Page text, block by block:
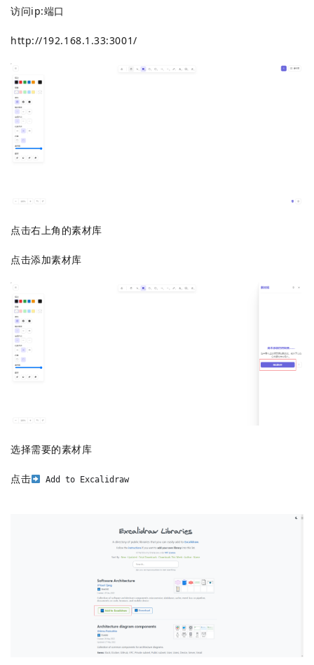
访问ip:端口
http://192.168.1.33:3001/
点击右上角的素材库
点击添加素材库
选择需要的素材库
点击 Add to Excalidraw